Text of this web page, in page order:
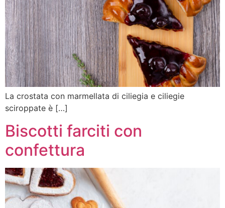
La crostata con marmellata di ciliegia e ciliegie
sciroppate è […]
Biscotti farciti con
confettura